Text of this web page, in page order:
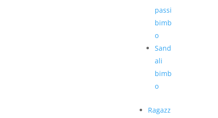
passi
bimb
o
Sand
ali
bimb
o
Ragazz